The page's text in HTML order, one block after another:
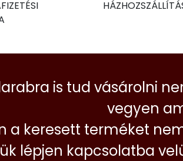
is tud vásárolni
vegyen
a keresett terméket
lépjen kapcsolatba